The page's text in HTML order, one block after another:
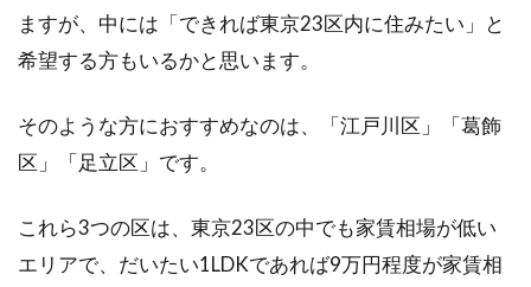
くらい？住み心地の差は？
どち...
1DKで一人暮らしをスタート！ブロ
ますが、中には「できれば東京23区内に住みたい」と
希望する方もいるかと思います。
そのような方におすすめなのは、「江戸川区」「葛飾
区」「足立区」です。
これら3つの区は、東京23区の中でも家賃相場が低い
エリアで、だいたい1LDKであれば9万円程度が家賃相